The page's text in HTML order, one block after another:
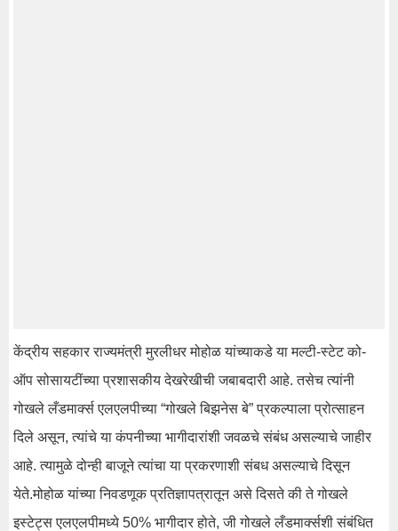
केंद्रीय सहकार राज्यमंत्री मुरलीधर मोहोळ यांच्याकडे या मल्टी-स्टेट को-
ऑप सोसायटींच्या प्रशासकीय देखरेखीची जबाबदारी आहे. तसेच त्यांनी
गोखले लँडमार्क्स एलएलपीच्या “गोखले बिझनेस बे” प्रकल्पाला प्रोत्साहन
दिले असून, त्यांचे या कंपनीच्या भागीदारांशी जवळचे संबंध असल्याचे जाहीर
आहे. त्यामुळे दोन्ही बाजूने त्यांचा या प्रकरणाशी संबध असल्याचे दिसून
येते.मोहोळ यांच्या निवडणूक प्रतिज्ञापत्रातून असे दिसते की ते गोखले
इस्टेट्स एलएलपीमध्ये 50% भागीदार होते, जी गोखले लँडमार्क्सशी संबंधित